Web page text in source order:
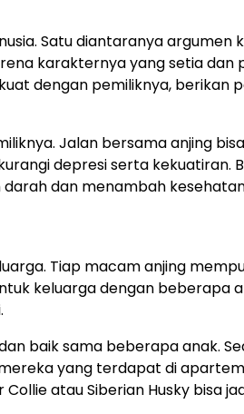
Satu diantaranya argumen
karakternya yang setia dan
dengan pemiliknya, berikan
Jalan bersama anjing bisa
depresi serta kekuatiran.
dan menambah
Tiap macam anjing
keluarga dengan beberapa
baik sama beberapa anak.
yang terdapat di
atau Siberian Husky bisa